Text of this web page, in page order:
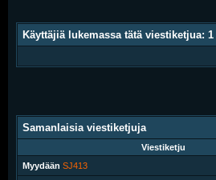
Käyttäjiä lukemassa tätä viestiketjua: 1
Samanlaisia viestiketjuja
Viestiketju
Myydään SJ413